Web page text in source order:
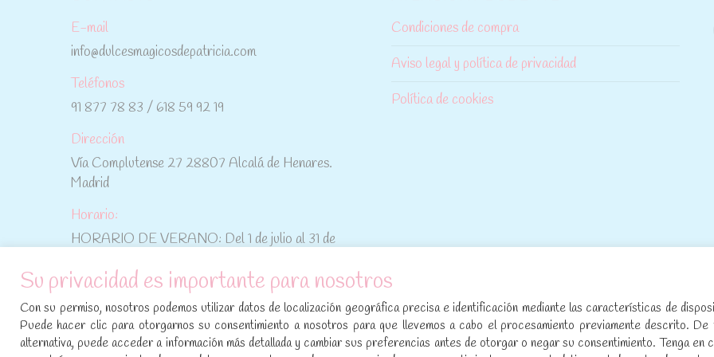
E-mail
info@dulcesmagicosdepatricia.com
Teléfonos
91 877 78 83 / 618 59 92 19
Dirección
Vía Complutense 27 28807 Alcalá de Henares.
Madrid
Horario:
HORARIO DE VERANO: Del 1 de julio al 31 de
Condiciones de compra
Aviso legal y política de privacidad
Política de cookies
No te pierdas las promociones y novedades,
suscríbete a nuestra newsletter:
[sibwp_form id=1]
Su privacidad es importante para nosotros
Con su permiso, nosotros podemos utilizar datos de localización geográfica precisa e identificación mediante las características de
Puede hacer clic para otorgarnos su consentimiento a nosotros para que llevemos a cabo el procesamiento previamente descrito. De
alternativa, puede acceder a información más detallada y cambiar sus preferencias antes de otorgar o negar su consentimiento. Tenga en